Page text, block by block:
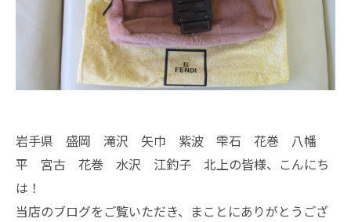
岩手県 盛岡 滝沢 矢巾 紫波 雫石 花巻 八幡
平 宮古 花巻 水沢 江釣子 北上の皆様、こんにち
は！
当店のブログをご覧いただき、まことにありがとうござ